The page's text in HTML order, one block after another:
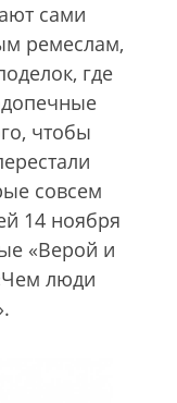
сами
ремеслам,
где
чтобы
совсем
14 ноября
«Верой и
люди